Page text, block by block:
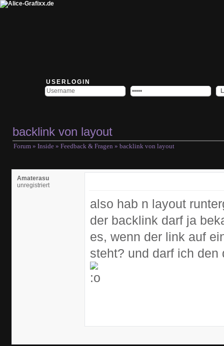
USERLOGIN
backlink von layout
Forum » Inside » Feedback & Fragen » backlink von layout
Amaterasu
unregistriert
also hab n layout
der backlink darf ja
es, wenn der link auf
steht? und darf ich